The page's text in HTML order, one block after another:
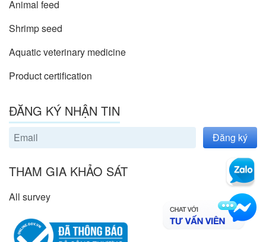
Animal feed
Shrimp seed
Aquatic veterinary medicine
Product certification
ĐĂNG KÝ NHẬN TIN
Đăng ký
THAM GIA KHẢO SÁT
All survey